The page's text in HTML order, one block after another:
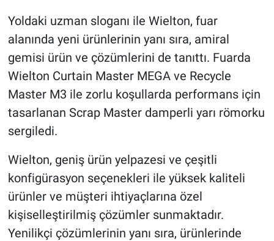
Yoldaki uzman sloganı ile Wielton, fuar
alanında yeni ürünlerinin yanı sıra, amiral
gemisi ürün ve çözümlerini de tanıttı. Fuarda
Wielton Curtain Master MEGA ve Recycle
Master M3 ile zorlu koşullarda performans için
tasarlanan Scrap Master damperli yarı römorku
sergiledi.
Wielton, geniş ürün yelpazesi ve çeşitli
konfigürasyon seçenekleri ile yüksek kaliteli
ürünler ve müşteri ihtiyaçlarına özel
kişiselleştirilmiş çözümler sunmaktadır.
Yenilikçi çözümlerinin yanı sıra, ürünlerinde